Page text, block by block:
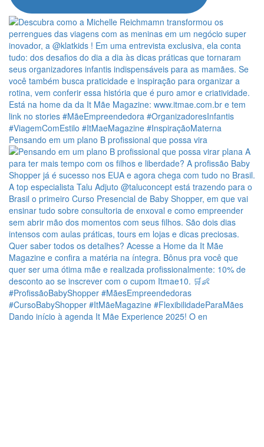
Pensando em um plano B profissional que possa vira
Dando início à agenda It Mãe Experience 2025! O en